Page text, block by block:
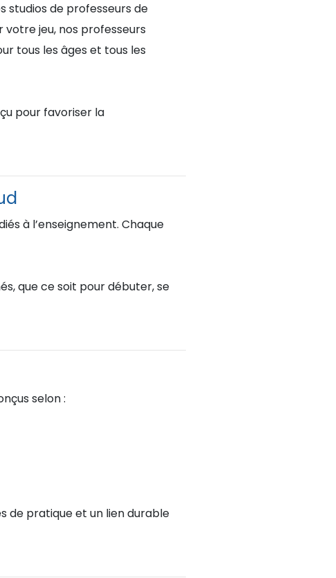
studios de professeurs de
votre jeu, nos professeurs
tous les âges et tous les
pour favoriser la
à l’enseignement. Chaque
que ce soit pour débuter, se
selon :
de pratique et un lien durable